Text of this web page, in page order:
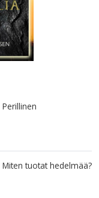
Perillinen
Miten tuotat hedelmää?